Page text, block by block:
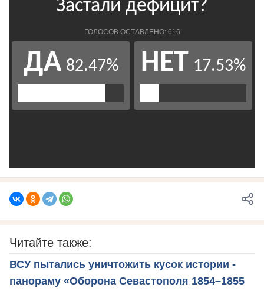
Читайте также:
ВСУ пытались уничтожить кусок истории -
панораму «Оборона Севастополя 1854–1855